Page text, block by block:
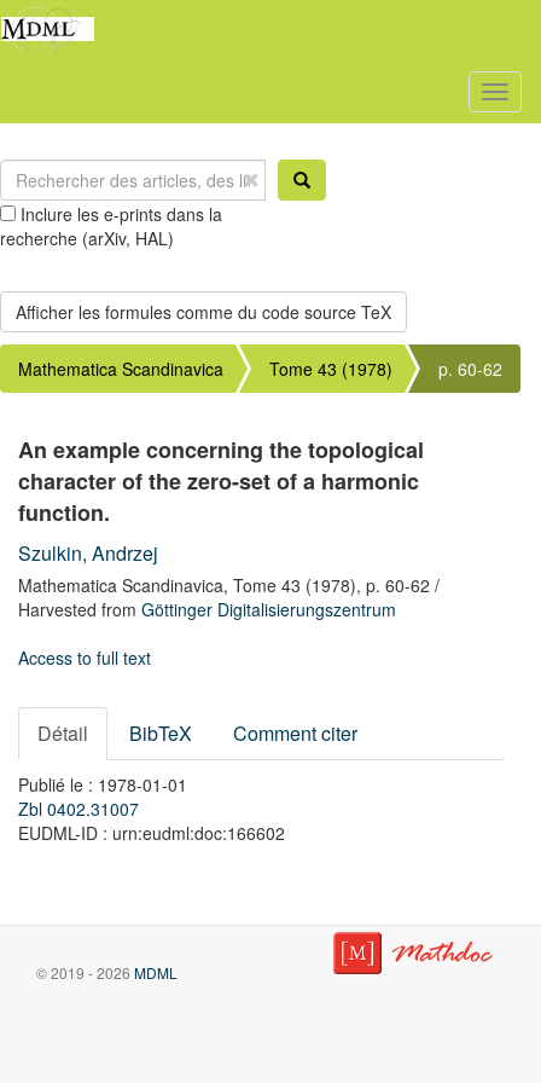
Inclure les e-prints dans la
recherche (arXiv, HAL)
Mathematica Scandinavica Tome 43 (1978) p. 60-62
An example concerning the topological
character of the zero-set of a harmonic
function.
Szulkin, Andrzej
Mathematica Scandinavica, Tome 43 (1978), p. 60-62 /
Harvested from Göttinger Digitalisierungszentrum
Access to full text
Détail BibTeX Comment citer
Publié le : 1978-01-01
Zbl 0402.31007
EUDML-ID : urn:eudml:doc:166602
© 2019 - 2026 MDML